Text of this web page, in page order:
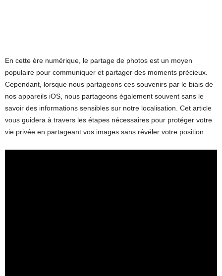
En cette ère numérique, le partage de photos est un moyen
populaire pour communiquer et partager des moments précieux.
Cependant, lorsque nous partageons ces souvenirs par le biais de
nos appareils iOS, nous partageons également souvent sans le
savoir des informations sensibles sur notre localisation. Cet article
vous guidera à travers les étapes nécessaires pour protéger votre
vie privée en partageant vos images sans révéler votre position.